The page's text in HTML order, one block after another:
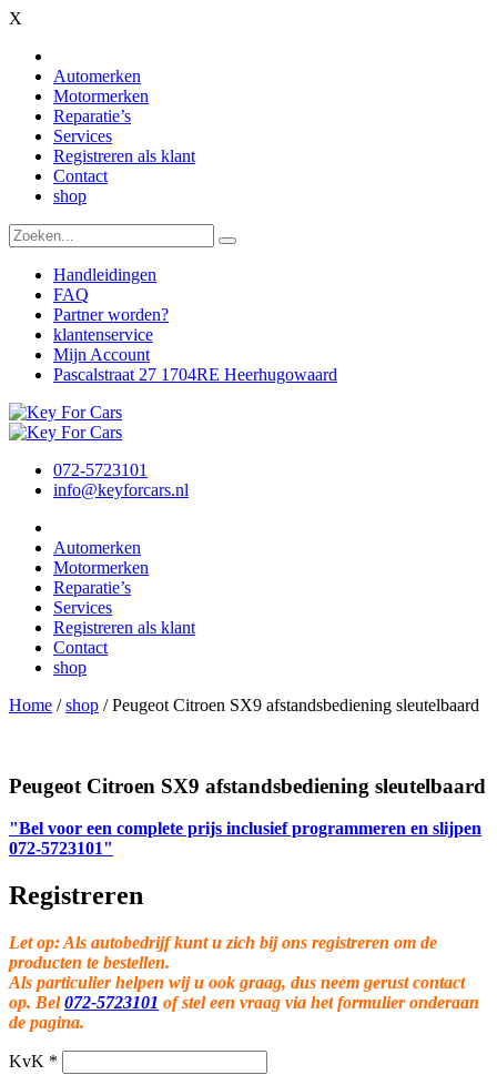
X
Automerken
Motormerken
Reparatie’s
Services
Registreren als klant
Contact
shop
Handleidingen
FAQ
Partner worden?
klantenservice
Mijn Account
Pascalstraat 27 1704RE Heerhugowaard
072-5723101
info@keyforcars.nl
Automerken
Motormerken
Reparatie’s
Services
Registreren als klant
Contact
shop
Home /shop /Peugeot Citroen SX9 afstandsbediening sleutelbaard
Peugeot Citroen SX9 afstandsbediening sleutelbaard
"Bel voor een complete prijs inclusief programmeren en slijpen
072-5723101"
Registreren
Let op: Als autobedrijf kunt u zich bij ons registreren om de
producten te bestellen.
Als particulier helpen wij u ook graag, dus neem gerust contact
op. Bel072-5723101 of stel een vraag via het formulier onderaan
de pagina.
KvK *